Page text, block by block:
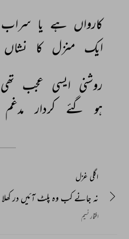
کارواں ہے یا سراب
ایک منزل کا نشاں
روشنی ایسی عجب تھی
ہو
گئے کردار مدغم
اگلی غزل
نہ جانے کب وہ پلٹ آئیں در کھلا
افتخار نسیم